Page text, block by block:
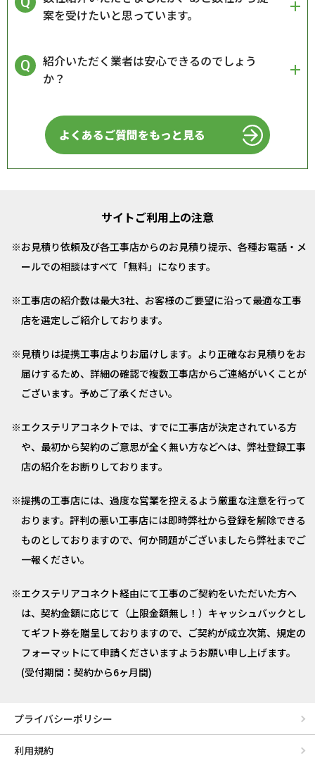
案を受けたいと思っています。
紹介いただく業者は安心できるのでしょう
か？
よくあるご質問をもっと見る
サイトご利用上の注意
お見積り依頼及び各工事店からのお見積り提示、各種お電話・メ
ールでの相談はすべて「無料」になります。
工事店の紹介数は最大3社、お客様のご要望に沿って最適な工事
店を選定しご紹介しております。
見積りは提携工事店よりお届けします。より正確なお見積りをお
届けするため、詳細の確認で複数工事店からご連絡がいくことが
ございます。予めご了承ください。
エクステリアコネクトでは、すでに工事店が決定されている方
や、最初から契約のご意思が全く無い方などへは、弊社登録工事
店の紹介をお断りしております。
提携の工事店には、過度な営業を控えるよう厳重な注意を行って
おります。評判の悪い工事店には即時弊社から登録を解除できる
ものとしておりますので、何か問題がございましたら弊社までご
一報ください。
エクステリアコネクト経由にて工事のご契約をいただいた方へ
は、契約金額に応じて（上限金額無し！）キャッシュバックとし
てギフト券を贈呈しておりますので、ご契約が成立次第、規定の
フォーマットにて申請くださいますようお願い申し上げます。
(受付期間：契約から6ヶ月間)
プライバシーポリシー
利用規約